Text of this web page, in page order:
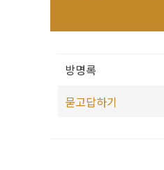
방명록
묻고답하기